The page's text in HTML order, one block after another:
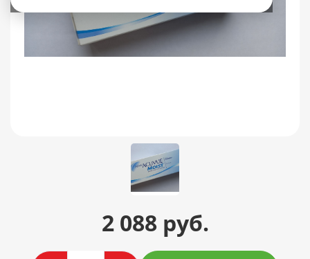
2 088 руб.